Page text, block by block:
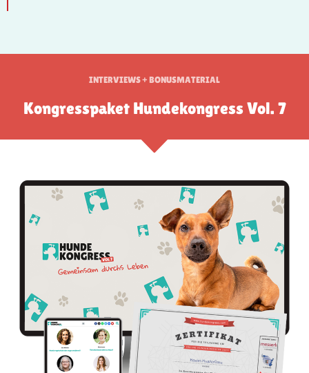
INTERVIEWS + BONUSMATERIAL
Kongresspaket Hundekongress Vol. 7